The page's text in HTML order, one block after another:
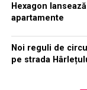
Hexagon
apartamente
Noi reguli de
pe strada